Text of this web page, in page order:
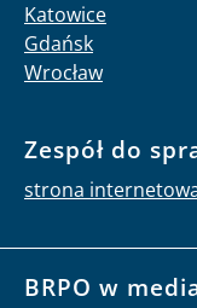
Katowice
Gdańsk
Wrocław
Zespół do
strona
BRPO w